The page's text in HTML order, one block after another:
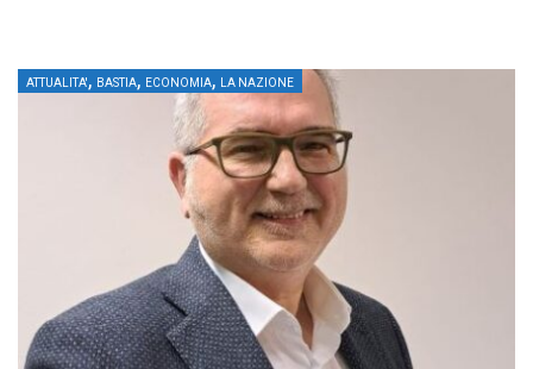
ATTUALITA', BASTIA, ECONOMIA, LA NAZIONE